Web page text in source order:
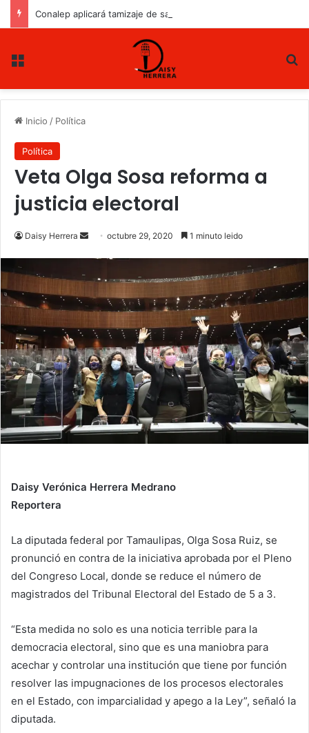
Inicio / Política
Política
Veta Olga Sosa reforma a
justicia electoral
Daisy Herrera
a
m
a
i
l
octubre 29, 2020 1 minuto leido
Daisy Verónica Herrera Medrano
Reportera
La diputada federal por Tamaulipas, Olga Sosa Ruiz, se
pronunció en contra de la iniciativa aprobada por el Pleno
del Congreso Local, donde se reduce el número de
magistrados del Tribunal Electoral del Estado de 5 a 3.
“Esta medida no solo es una noticia terrible para la
democracia electoral, sino que es una maniobra para
acechar y controlar una institución que tiene por función
resolver las impugnaciones de los procesos electorales
en el Estado, con imparcialidad y apego a la Ley”, señaló la
diputada.